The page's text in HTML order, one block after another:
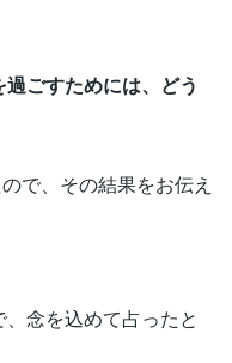
過ごすためには、どう
で、その結果をお伝え
念を込めて占ったと